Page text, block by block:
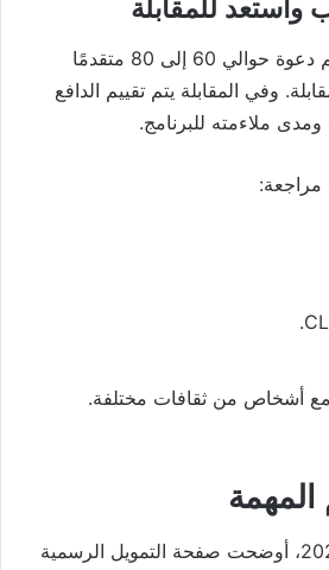
بعد تقييم المستندات، تتم دعوة حوالي 60 إلى 80 متقدمًا
وفي المقابلة يتم تقييم الدافع
ملاءمته للبرنامج.
مراجعة:
أشخاص من ثقافات مختلفة.
المهمة
بالنسبة لدورة 2026/2027، أوضحت صفحة التمويل الرسمية